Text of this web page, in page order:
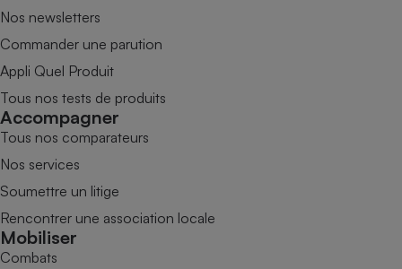
Nos newsletters
Commander une parution
Appli Quel Produit
Tous nos tests de produits
Accompagner
Tous nos comparateurs
Nos services
Soumettre un litige
Rencontrer une association locale
Mobiliser
Combats